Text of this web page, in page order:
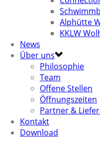
Alphütte
KKLW
News
Über uns
Philosophie
Team
Offene Stellen
Öffnungszeiten
Partner &
Kontakt
Download